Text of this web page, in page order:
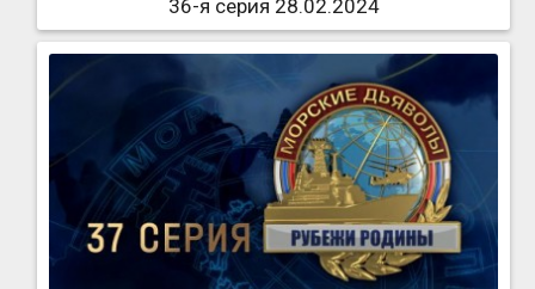
36-я серия 28.02.2024